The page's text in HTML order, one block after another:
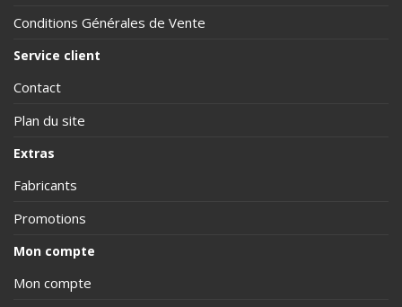
Conditions Générales de Vente
Service client
Contact
Plan du site
Extras
Fabricants
Promotions
Mon compte
Mon compte